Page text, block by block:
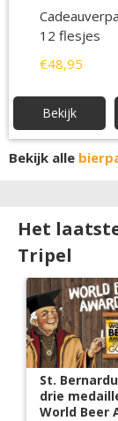
12 flesjes
€48,95
Bekijk
Bekijk alle
Het
Tripel
St.
drie
World Beer